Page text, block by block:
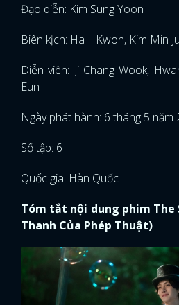
Đạo diễn: Kim Sung Yoon
Biên kịch: Ha Il Kwon, Kim Min
Diễn viên: Ji Chang Wook,
Eun
Ngày phát hành: 6 tháng 5 năm
Số tập: 6
Quốc gia: Hàn Quốc
Tóm tắt nội dung phim The
Thanh Của Phép Thuật)